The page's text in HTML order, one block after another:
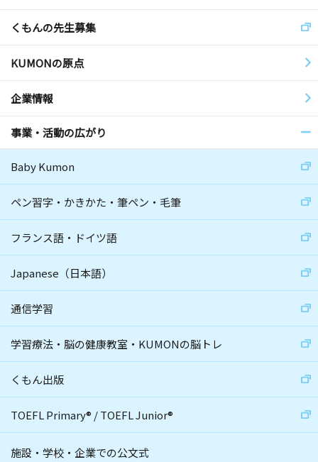
くもんの先生募集
KUMONの原点
企業情報
事業・活動の広がり
Baby Kumon
ペン習字・かきかた・筆ペン・毛筆
フランス語・ドイツ語
Japanese（日本語）
通信学習
学習療法・脳の健康教室・KUMONの脳トレ
くもん出版
TOEFL Primary® /TOEFL Junior®
施設・学校・企業での公文式